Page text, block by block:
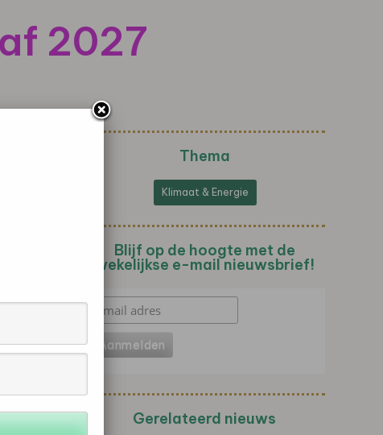
2027
Thema
Klimaat & Energie
Blijf op de hoogte met de
wekelijkse e-mail nieuwsbrief!
Gerelateerd nieuws